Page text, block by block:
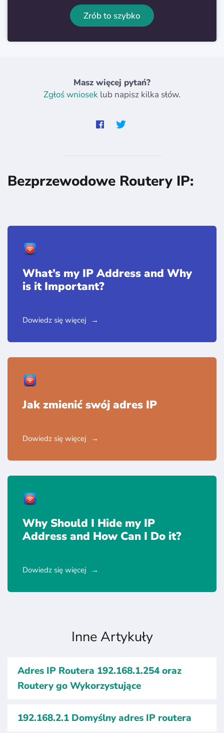
Zrób to szybko
Masz więcej pytań?
Zgłoś wniosek lub napisz kilka słów.
Bezprzewodowe Routery IP:
What’s my IP Address and Why
is it Important?
Dowiedz się więcej
Jak zmienić swój adres IP
Dowiedz się więcej
Why Should I Hide my IP
Address and How Can I Do it?
Dowiedz się więcej
Inne Artykuły
Adres IP Routera 192.168.1.254 oraz
Routery go Wykorzystujące
192.168.2.1 Domyślny adres IP routera